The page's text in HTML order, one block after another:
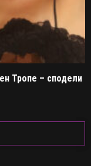
Тропе – сподели